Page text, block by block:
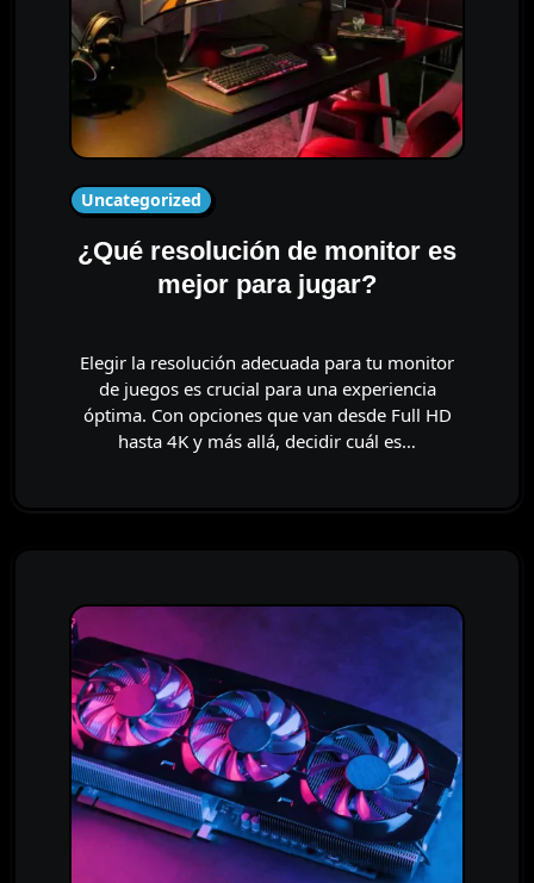
Uncategorized
¿Qué resolución de monitor es
mejor para jugar?
Elegir la resolución adecuada para tu monitor
de juegos es crucial para una experiencia
óptima. Con opciones que van desde Full HD
hasta 4K y más allá, decidir cuál es…